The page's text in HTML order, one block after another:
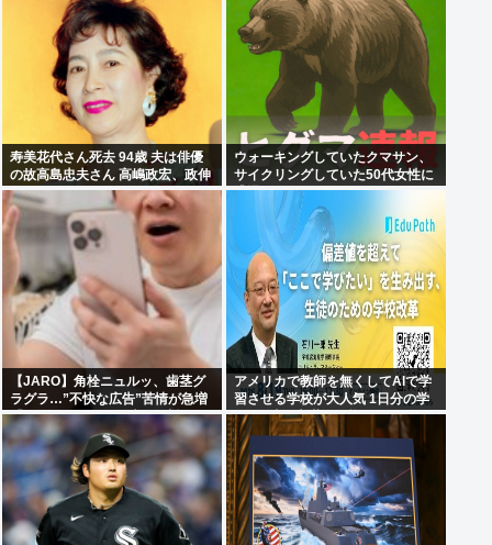
寿美花代さん死去 94歳 夫は俳優
の故高島忠夫さん 高嶋政宏、政伸
の母
ウォーキングしていたクマサン、
サイクリングしていた50代女性に
遭遇
【JARO】角栓ニュルッ、歯茎グ
ラグラ…”不快な広告”苦情が急増
「マジでやめて」の声も”法規
制”難しいワケ【弁護士解説】
アメリカで教師を無くしてAIで学
習させる学校が大人気 1日分の学
習を2時間未満で可能に